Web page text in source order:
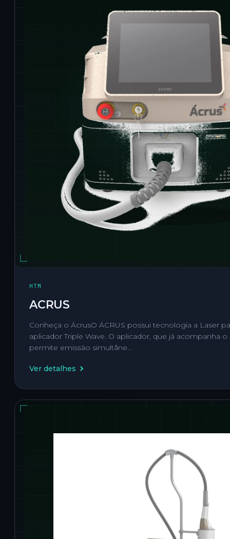
HTM
ACRUS
Conheça o ÁcrusO ÁCRUS possui tecnologia a Laser
aplicador Triple Wave. O aplicador, que já acompanha
permite emissão simultâne…
Ver detalhes